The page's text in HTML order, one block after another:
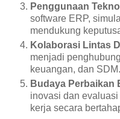
Penggunaan
software ERP,
mendukung
Kolaborasi Lintas
menjadi
keuangan, dan SDM.
Budaya Perbaikan
inovasi dan
kerja secara